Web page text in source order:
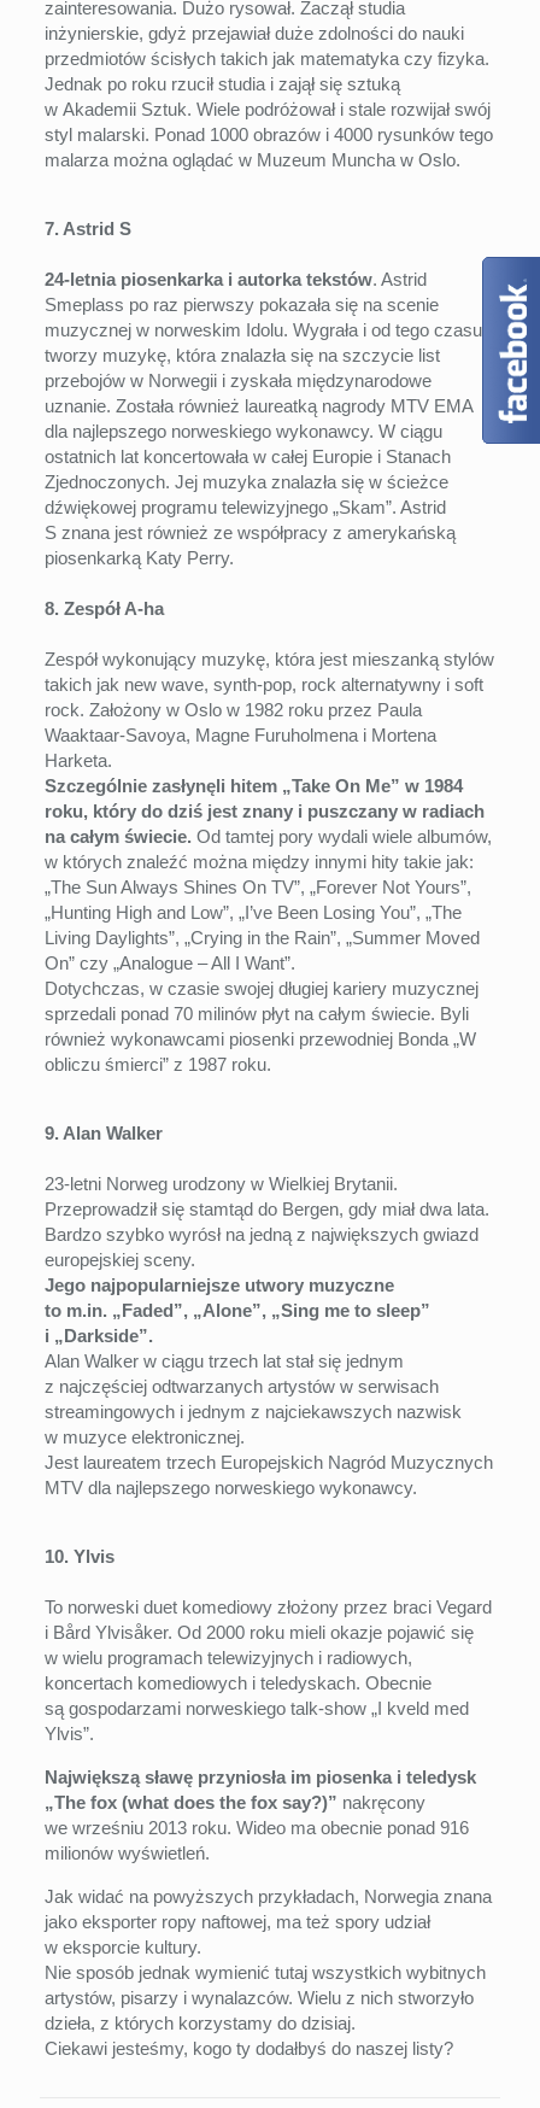
zainteresowania. Dużo rysował. Zaczął studia
inżynierskie, gdyż przejawiał duże zdolności do nauki
przedmiotów ścisłych takich jak matematyka czy fizyka.
Jednak po roku rzucił studia i zajął się sztuką
w Akademii Sztuk. Wiele podróżował i stale rozwijał swój
styl malarski. Ponad 1000 obrazów i 4000 rysunków tego
malarza można oglądać w Muzeum Muncha w Oslo.
7. Astrid S
24-letnia piosenkarka i autorka tekstów. Astrid
Smeplass po raz pierwszy pokazała się na scenie
muzycznej w norweskim Idolu. Wygrała i od tego czasu
tworzy muzykę, która znalazła się na szczycie list
przebojów w Norwegii i zyskała międzynarodowe
uznanie. Została również laureatką nagrody MTV EMA
dla najlepszego norweskiego wykonawcy. W ciągu
ostatnich lat koncertowała w całej Europie i Stanach
Zjednoczonych. Jej muzyka znalazła się w ścieżce
dźwiękowej programu telewizyjnego „Skam”. Astrid
S znana jest również ze współpracy z amerykańską
piosenkarką Katy Perry.
8. Zespół A-ha
Zespół wykonujący muzykę, która jest mieszanką stylów
takich jak new wave, synth-pop, rock alternatywny i soft
rock. Założony w Oslo w 1982 roku przez Paula
Waaktaar-Savoya, Magne Furuholmena i Mortena
Harketa.
Szczególnie zasłynęli hitem „Take On Me” w 1984
roku, który do dziś jest znany i puszczany w radiach
na całym świecie. Od tamtej pory wydali wiele albumów,
w których znaleźć można między innymi hity takie jak:
„The Sun Always Shines On TV”, „Forever Not Yours”,
„Hunting High and Low”, „I’ve Been Losing You”, „The
Living Daylights”, „Crying in the Rain”, „Summer Moved
On” czy „Analogue – All I Want”.
Dotychczas, w czasie swojej długiej kariery muzycznej
sprzedali ponad 70 milinów płyt na całym świecie. Byli
również wykonawcami piosenki przewodniej Bonda „W
obliczu śmierci” z 1987 roku.
9. Alan Walker
23-letni Norweg urodzony w Wielkiej Brytanii.
Przeprowadził się stamtąd do Bergen, gdy miał dwa lata.
Bardzo szybko wyrósł na jedną z największych gwiazd
europejskiej sceny.
Jego najpopularniejsze utwory muzyczne
to m.in. „Faded”, „Alone”, „Sing me to sleep”
i „Darkside”.
Alan Walker w ciągu trzech lat stał się jednym
z najczęściej odtwarzanych artystów w serwisach
streamingowych i jednym z najciekawszych nazwisk
w muzyce elektronicznej.
Jest laureatem trzech Europejskich Nagród Muzycznych
MTV dla najlepszego norweskiego wykonawcy.
10. Ylvis
To norweski duet komediowy złożony przez braci Vegard
i Bård Ylvisåker. Od 2000 roku mieli okazje pojawić się
w wielu programach telewizyjnych i radiowych,
koncertach komediowych i teledyskach. Obecnie
są gospodarzami norweskiego talk-show „I kveld med
Ylvis”.
Największą sławę przyniosła im piosenka i teledysk
„The fox (what does the fox say?)” nakręcony
we wrześniu 2013 roku. Wideo ma obecnie ponad 916
milionów wyświetleń.
Jak widać na powyższych przykładach, Norwegia znana
jako eksporter ropy naftowej, ma też spory udział
w eksporcie kultury.
Nie sposób jednak wymienić tutaj wszystkich wybitnych
artystów, pisarzy i wynalazców. Wielu z nich stworzyło
dzieła, z których korzystamy do dzisiaj.
Ciekawi jesteśmy, kogo ty dodałbyś do naszej listy?